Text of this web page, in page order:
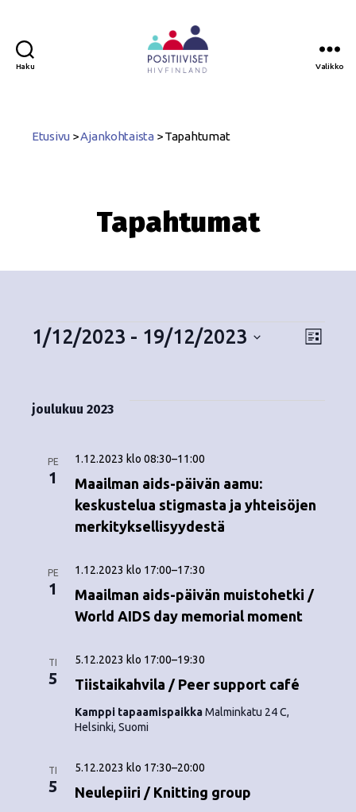
Haku Valikko
Etusivu >Ajankohtaista >Tapahtumat
Tapahtumat
N
ä
a
v
T
u
V
L
1/12/2023 - 19/12/2023
i
joulukuu 2023
PE
1
Maailman aids-päivän aamu:
keskustelua stigmasta ja yhteisöjen
merkityksellisyydestä
1.12.2023 klo 08:30–11:00
PE
1
Maailman aids-päivän muistohetki /
World AIDS day memorial moment
1.12.2023 klo 17:00–17:30
TI
5 Tiistaikahvila / Peer support café
5.12.2023 klo 17:00–19:30
Kamppi tapaamispaikkaMalminkatu 24 C,
Helsinki, Suomi
TI
5 Neulepiiri / Knitting group
5.12.2023 klo 17:30–20:00